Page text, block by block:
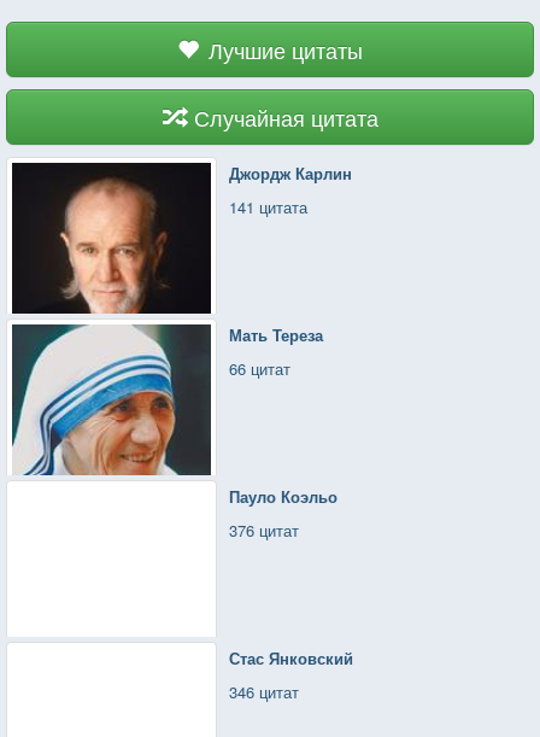
Лучшие цитаты
Случайная цитата
Джордж Карлин
141 цитата
Мать Тереза
66 цитат
Пауло Коэльо
376 цитат
Стас Янковский
346 цитат